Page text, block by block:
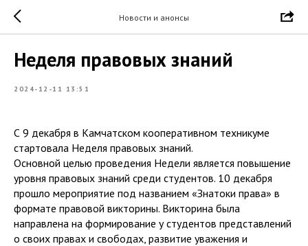
Новости и анонсы
Неделя правовых знаний
2024-12-11 13:51
С 9 декабря в Камчатском кооперативном техникуме
стартовала Неделя правовых знаний.
Основной целью проведения Недели является повышение
уровня правовых знаний среди студентов. 10 декабря
прошло мероприятие под названием «Знатоки права» в
формате правовой викторины. Викторина была
направлена на формирование у студентов представлений
о своих правах и свободах, развитие уважения и